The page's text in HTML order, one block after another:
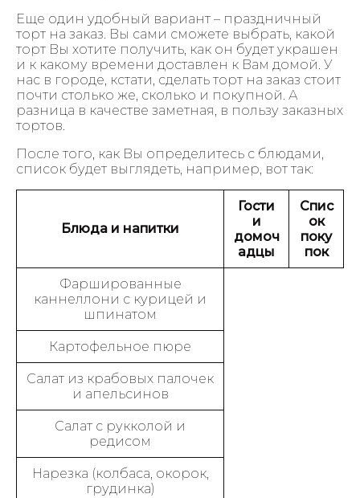
Еще один удобный вариант – праздничный
торт на заказ. Вы сами сможете выбрать, какой
торт Вы хотите получить, как он будет украшен
и к какому времени доставлен к Вам домой. У
нас в городе, кстати, сделать торт на заказ стоит
почти столько же, сколько и покупной. А
разница в качестве заметная, в пользу заказных
тортов.
После того, как Вы определитесь с блюдами,
список будет выглядеть, например, вот так:
Блюда и напитки
Гости
и
домоч
адцы
Спис
ок
поку
пок
Фаршированные
каннеллони с курицей и
шпинатом
Картофельное пюре
Салат из крабовых палочек
и апельсинов
Салат с рукколой и
редисом
Нарезка (колбаса, окорок,
грудинка)